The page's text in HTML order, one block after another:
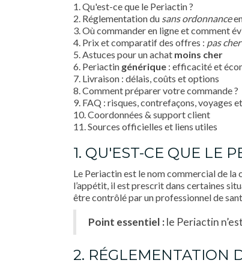
1. Qu'est-ce que le Periactin ?
2. Réglementation du sans ordonnance
3. Où commander en ligne et comment
4. Prix et comparatif des offres : pas cher
5. Astuces pour un achat moins cher
6. Periactin générique : efficacité et
7. Livraison : délais, coûts et options
8. Comment préparer votre commande ?
9. FAQ : risques, contrefaçons, voyages
10. Coordonnées & support client
11. Sources officielles et liens utiles
1. QU'EST-CE QUE LE
Le Periactin est le nom commercial de
l’appétit, il est prescrit dans certaines
être contrôlé par un professionnel de
Point essentiel :le Periactin
2. RÉGLEMENTATION